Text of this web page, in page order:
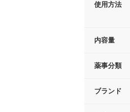
使用方法
内容量
薬事分類
ブランド